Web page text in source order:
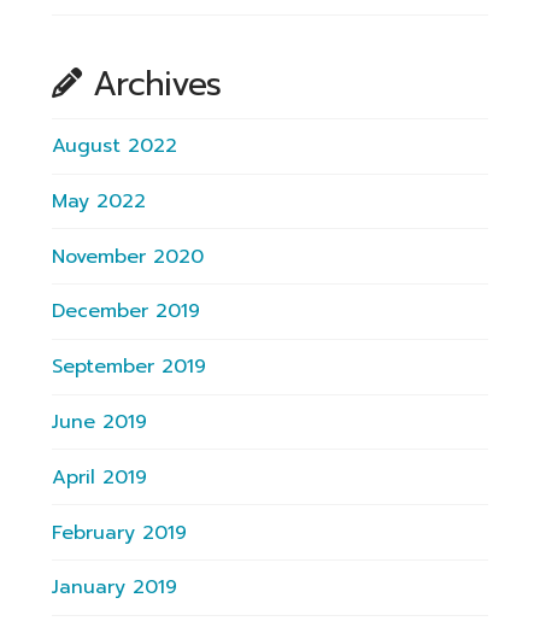
Archives
August 2022
May 2022
November 2020
December 2019
September 2019
June 2019
April 2019
February 2019
January 2019